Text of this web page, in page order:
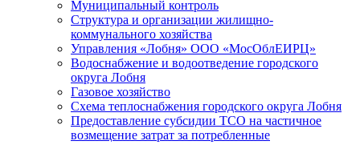
Муниципальный контроль
Структура и организации жилищно-
коммунального хозяйства
Управления «Лобня» ООО «МосОблЕИРЦ»
Водоснабжение и водоотведение городского
округа Лобня
Газовое хозяйство
Схема теплоснабжения городского округа Лобня
Предоставление субсидии ТСО на частичное
возмещение затрат за потребленные